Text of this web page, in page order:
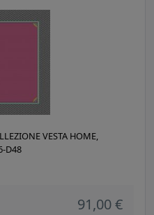
VESTA HOME,
D48
91,00 €